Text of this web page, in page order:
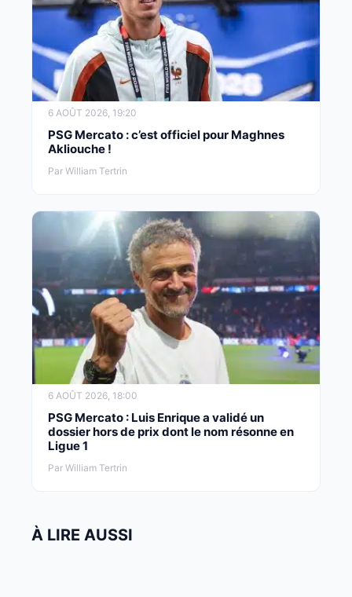
6 AOÛT 2026, 19:20
PSG Mercato : c’est officiel pour Maghnes
Akliouche !
Par William Tertrin
6 AOÛT 2026, 18:00
PSG Mercato : Luis Enrique a validé un
dossier hors de prix dont le nom résonne en
Ligue 1
Par William Tertrin
À LIRE AUSSI